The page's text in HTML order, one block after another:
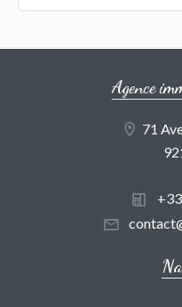
Agence
71